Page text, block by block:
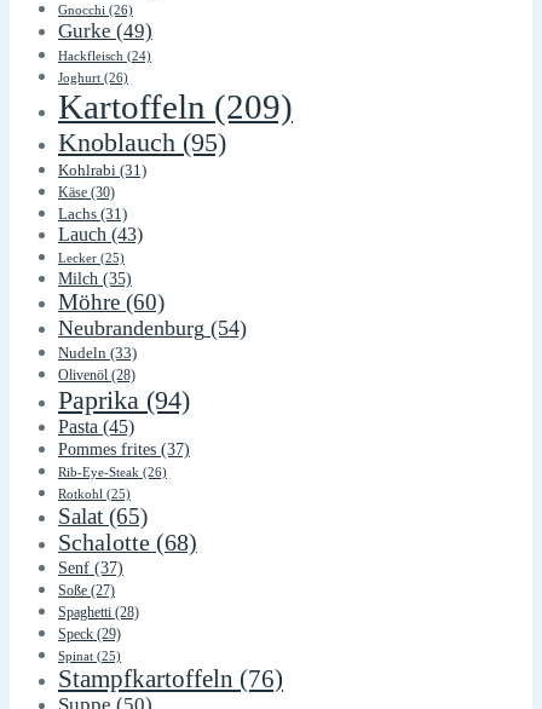
Gnocchi (26)
Gurke (49)
Hackfleisch (24)
Joghurt (26)
Kartoffeln (209)
Knoblauch (95)
Kohlrabi (31)
Käse (30)
Lachs (31)
Lauch (43)
Lecker (25)
Milch (35)
Möhre (60)
Neubrandenburg (54)
Nudeln (33)
Olivenöl (28)
Paprika (94)
Pasta (45)
Pommes frites (37)
Rib-Eye-Steak (26)
Rotkohl (25)
Salat (65)
Schalotte (68)
Senf (37)
Soße (27)
Spaghetti (28)
Speck (29)
Spinat (25)
Stampfkartoffeln (76)